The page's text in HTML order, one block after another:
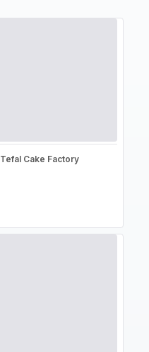
Tefal Cake Factory